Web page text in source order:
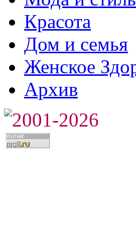
Красота
Дом и семья
Женское
Архив
2001-2026